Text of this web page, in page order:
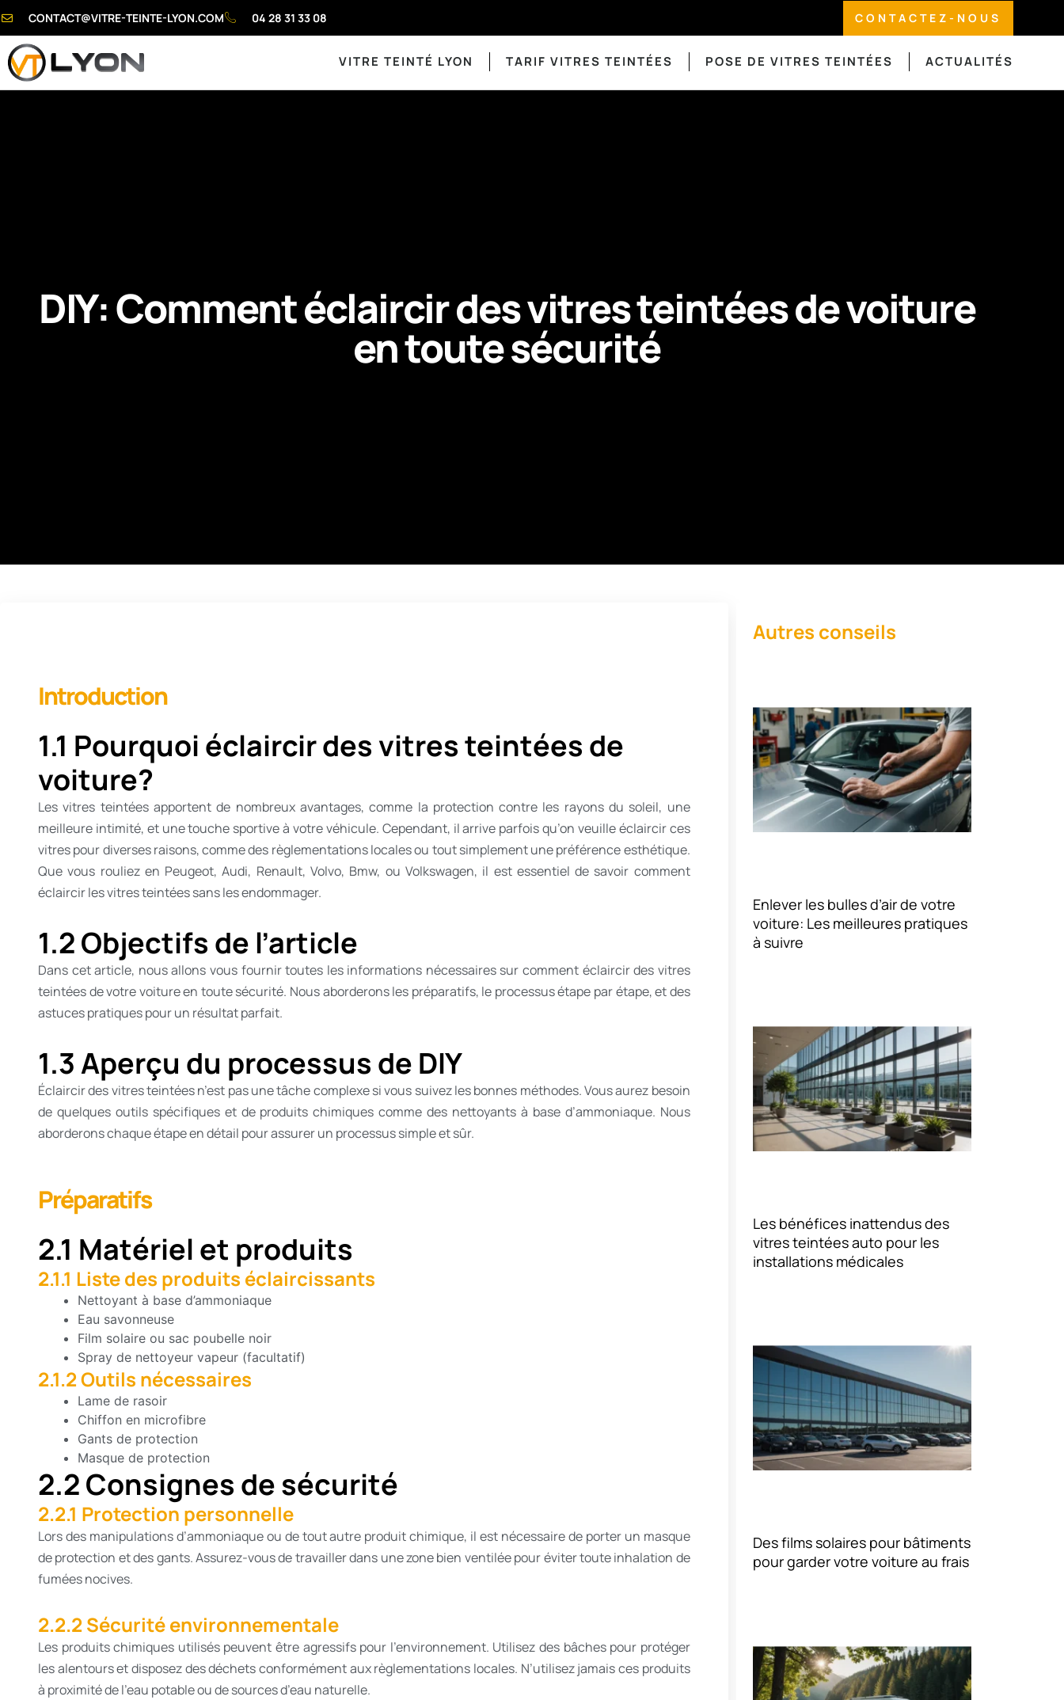
CONTACT@VITRE-TEINTE-LYON.COM 04 28 31 33 08 CONTACTEZ-NOUS
VITRE TEINTÉ LYON TARIF VITRES TEINTÉES POSE DE VITRES TEINTÉES ACTUALITÉS
DIY: Comment éclaircir des vitres teintées de voiture
en toute sécurité
Introduction
1.1 Pourquoi éclaircir des vitres teintées de
voiture?
Les vitres teintées apportent de nombreux avantages, comme la protection contre les rayons du soleil, une
meilleure intimité, et une touche sportive à votre véhicule. Cependant, il arrive parfois qu’on veuille éclaircir ces
vitres pour diverses raisons, comme des règlementations locales ou tout simplement une préférence esthétique.
Que vous rouliez en Peugeot, Audi, Renault, Volvo, Bmw, ou Volkswagen, il est essentiel de savoir comment
éclaircir les vitres teintées sans les endommager.
1.2 Objectifs de l’article
Dans cet article, nous allons vous fournir toutes les informations nécessaires sur comment éclaircir des vitres
teintées de votre voiture en toute sécurité. Nous aborderons les préparatifs, le processus étape par étape, et des
astuces pratiques pour un résultat parfait.
1.3 Aperçu du processus de DIY
Éclaircir des vitres teintées n’est pas une tâche complexe si vous suivez les bonnes méthodes. Vous aurez besoin
de quelques outils spécifiques et de produits chimiques comme des nettoyants à base d’ammoniaque. Nous
aborderons chaque étape en détail pour assurer un processus simple et sûr.
Préparatifs
2.1 Matériel et produits
2.1.1 Liste des produits éclaircissants
Nettoyant à base d’ammoniaque
Eau savonneuse
Film solaire ou sac poubelle noir
Spray de nettoyeur vapeur (facultatif)
2.1.2 Outils nécessaires
Lame de rasoir
Chiffon en microfibre
Gants de protection
Masque de protection
2.2 Consignes de sécurité
2.2.1 Protection personnelle
Lors des manipulations d’ammoniaque ou de tout autre produit chimique, il est nécessaire de porter un masque
de protection et des gants. Assurez-vous de travailler dans une zone bien ventilée pour éviter toute inhalation de
fumées nocives.
2.2.2 Sécurité environnementale
Les produits chimiques utilisés peuvent être agressifs pour l’environnement. Utilisez des bâches pour protéger
les alentours et disposez des déchets conformément aux règlementations locales. N’utilisez jamais ces produits
à proximité de l’eau potable ou de sources d’eau naturelle.
Autres conseils
Enlever les bulles d’air de votre
voiture: Les meilleures pratiques
à suivre
Les bénéfices inattendus des
vitres teintées auto pour les
installations médicales
Des films solaires pour bâtiments
pour garder votre voiture au frais